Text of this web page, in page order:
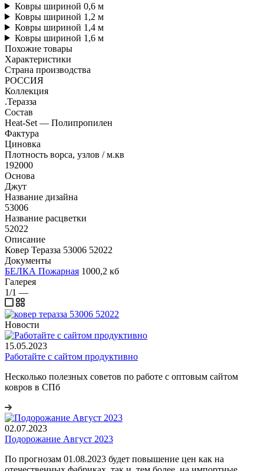
Ковры шириной 0,6 м
Ковры шириной 1,2 м
Ковры шириной 1,4 м
Ковры шириной 1,6 м
Похожие товары
Характеристики
Страна производства
РОССИЯ
Коллекция
.Теразза
Состав
Heat-Set — Полипропилен
Фактура
Циновка
Плотность ворса, узлов / м.кв
192000
Основа
Джут
Название дизайна
53006
Название расцветки
52022
Описание
Ковер Теразза 53006 52022
Документы
БЕЛКА Пожарная 1000,2 кб
Галерея
1/1 —
Новости
15.05.2023
Работайте с сайтом продуктивно
Несколько полезных советов по работе с оптовым сайтом
ковров в СПб
02.07.2023
Подорожание Август 2023
По прогнозам 01.08.2023 будет повышение цен как на